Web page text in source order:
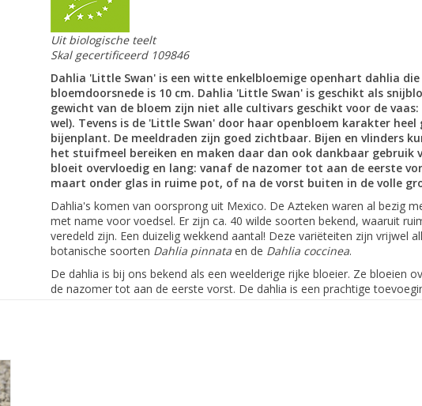
Uit biologische teelt
Skal gecertificeerd 109846
Dahlia 'Little Swan' is een witte enkelbloemige openhart dahlia
bloemdoorsnede is 10 cm. Dahlia 'Little Swan' is geschikt als
gewicht van de bloem zijn niet alle cultivars geschikt voor de
wel). Tevens is de 'Little Swan' door haar openbloem karakter
bijenplant. De meeldraden zijn goed zichtbaar. Bijen en vlinders
het stuifmeel bereiken en maken daar dan ook dankbaar gebruik
bloeit overvloedig en lang: vanaf de nazomer tot aan de eerste
maart onder glas in ruime pot, of na de vorst buiten in de volle
Dahlia's komen van oorsprong uit Mexico. De Azteken waren al bezig
met name voor voedsel. Er zijn ca. 40 wilde soorten bekend, waaruit
veredeld zijn. Een duizelig wekkend aantal! Deze variëteiten zijn vrijwel
botanische soorten Dahlia pinnataen de Dahlia coccinea.
De dahlia is bij ons bekend als een weelderige rijke bloeier. Ze bloeien
de nazomer tot aan de eerste vorst. De dahlia is een prachtige